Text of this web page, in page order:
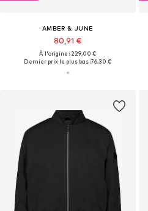
AMBER & JUNE
80,91 €
À l'origine : 229,00 €
Dernier prix le plus bas :76,30 €